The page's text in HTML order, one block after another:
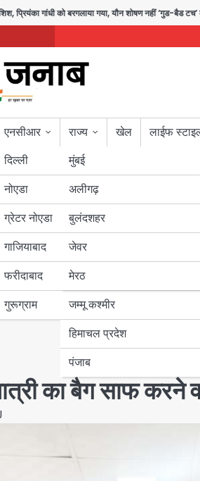
गया, यौन शोषण नहीं ‘गुड-बैड टच’ का था मामला
एनसीआर
दिल्ली
नोएडा
ग्रेटर नोएडा
गाजियाबाद
फरीदाबाद
गुरूग्राम
राज्य
मुंबई
उत्तर प्रदेश
अलीगढ़
बुलंदशहर
जेवर
मेरठ
बिहार
पंजाब
हरियाणा
जम्मू कश्मीर
हिमाचल प्रदेश
पंजाब
खेल लाईफ
का बैग साफ करने